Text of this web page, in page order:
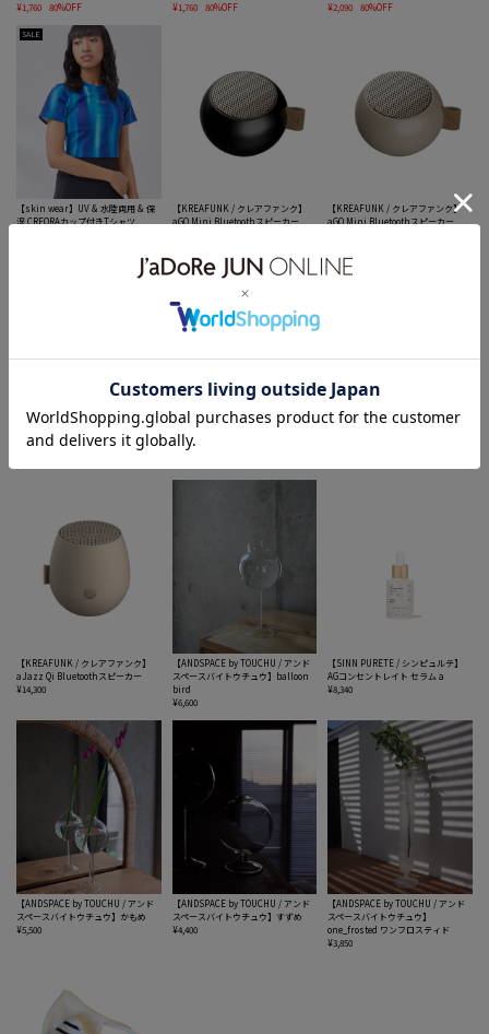
¥1,760 80%OFF ¥1,760 80%OFF ¥2,090 80%OFF
SALE
【skin wear】UV & 水陸両用 & 保
湿 CREORAカップ付きTシャツ
【KREAFUNK / クレアファンク】
aGO Mini Bluetoothスピーカー
【KREAFUNK / クレアファンク】
aGO Mini Bluetoothスピーカー
【KREAFUNK / クレアファンク】
aGO Mini Bluetoothスピーカー
【KREAFUNK / クレアファンク】
aJazz Qi Bluetoothスピーカー
【KREAFUNK / クレアファンク】
aJazz Qi Bluetoothスピーカー
¥14,300
【ANDSPACE by TOUCHU / アンド
スペースバイトウチュウ】balloon
bird
¥6,600
【SINN PURETE / シンピュルテ】
AGコンセントレイト セラム a
¥8,340
【ANDSPACE by TOUCHU / アンド
スペースバイトウチュウ】かもめ
¥5,500
【ANDSPACE by TOUCHU / アンド
スペースバイトウチュウ】すずめ
¥4,400
【ANDSPACE by TOUCHU / アンド
スペースバイトウチュウ】
one_frosted ワンフロスティド
¥3,850